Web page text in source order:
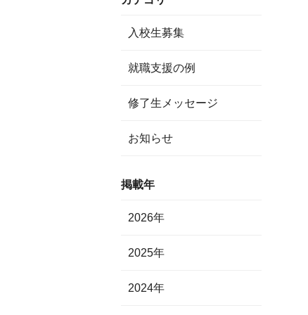
入校生募集
就職支援の例
修了生メッセージ
お知らせ
掲載年
2026年
2025年
2024年